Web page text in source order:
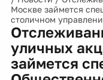
Москве займется
столичном
уличных
займется